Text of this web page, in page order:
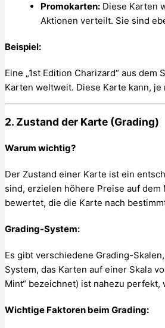
Promokarten: Diese Karten
Aktionen verteilt. Sie sind
Beispiel:
Eine „1st Edition Charizard“ aus
Karten weltweit. Diese Karte kann,
2. Zustand der Karte (Grading)
Warum wichtig?
Der Zustand einer Karte ist ein
sind, erzielen höhere Preise auf
bewertet, die die Karte nach
Grading-System:
Es gibt verschiedene Grading-
System, das Karten auf einer Skala
Mint“ bezeichnet) ist nahezu
Wichtige Faktoren beim Grading: